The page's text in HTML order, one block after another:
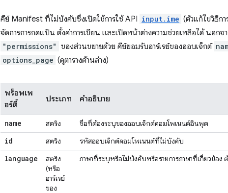
คีย์ Manifest ที่ไม่บังคับซึ่งเปิดใช้การใช้ API input.ime (ตัวแก้ไขวิธีก
จัดการการกดแป้น ตั้งค่าการเขียน และเปิดหน้าต่างความช่วยเหลือได้ นอ
"permissions" ของส่วนขยายด้วย คีย์ยอมรับอาร์เรย์ของออบเจ็กต์
options_page (ดูตารางด้านล่าง)
พร็อพเพ
อร์ตี้
ประเภท คำอธิบาย
name สตริง ชื่อที่ต้องระบุของออบเจ็กต์คอมโพเนนต์อินพุต
id สตริง รหัสออบเจ็กต์คอมโพเนนต์ที่ไม่บังคับ
language
สตริง
(หรือ
อาร์เรย์
ของ
ภาษาที่ระบุหรือไม่บังคับหรือรายการภาษาที่เกี่ยวข้อง